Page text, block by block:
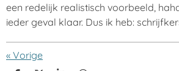
een redelijk realistisch voorbeeld,
ieder geval klaar. Dus ik heb:
« Vorige